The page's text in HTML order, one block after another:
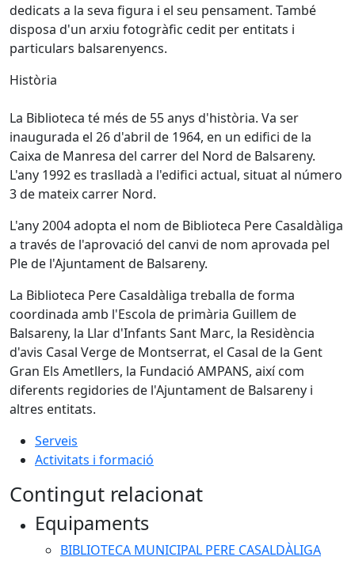
dedicats a la seva figura i el seu pensament. També
disposa d'un arxiu fotogràfic cedit per entitats i
particulars balsarenyencs.
Història
La Biblioteca té més de 55 anys d'història. Va ser
inaugurada el 26 d'abril de 1964, en un edifici de la
Caixa de Manresa del carrer del Nord de Balsareny.
L'any 1992 es traslladà a l'edifici actual, situat al número
3 de mateix carrer Nord.
L'any 2004 adopta el nom de Biblioteca Pere Casaldàliga
a través de l'aprovació del canvi de nom aprovada pel
Ple de l'Ajuntament de Balsareny.
La Biblioteca Pere Casaldàliga treballa de forma
coordinada amb l'Escola de primària Guillem de
Balsareny, la Llar d'Infants Sant Marc, la Residència
d'avis Casal Verge de Montserrat, el Casal de la Gent
Gran Els Ametllers, la Fundació AMPANS, així com
diferents regidories de l'Ajuntament de Balsareny i
altres entitats.
Serveis
Activitats i formació
Contingut relacionat
Equipaments
BIBLIOTECA MUNICIPAL PERE CASALDÀLIGA